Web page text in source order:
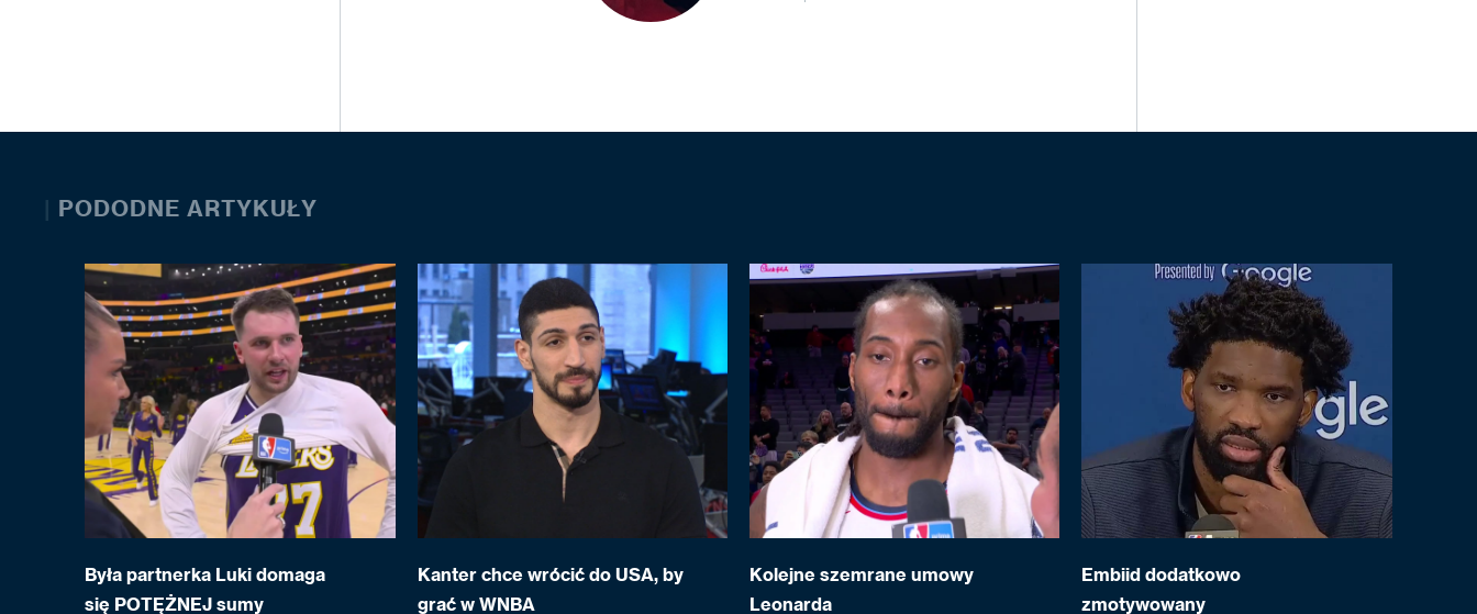
| PODODNE ARTYKUŁY
Była partnerka Luki domaga
się POTĘŻNEJ sumy
Kanter chce wrócić do USA, by
grać w WNBA
Kolejne szemrane umowy
Leonarda
Embiid dodatkowo
zmotywowany